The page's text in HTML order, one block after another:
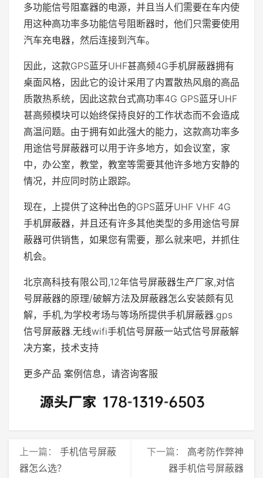
多功能信号阻塞器的电源，并且当人们需要在车内使
用这种高功率多功能信号阻断器时，他们只需要使用
汽车充电器，然后连接到汽车。
因此，这款GPS蓝牙UHF甚高频4G手机屏蔽器拥有
桌面风格，因此它的设计采用了内置散热风扇的高品
质散热系统，因此这款台式高功率4G GPS蓝牙UHF
甚高频模块可以始终保持良好的工作状态而不会造成
高温问题。由于拥有如此强大的能力，这款高功率多
用途信号屏蔽器可以用于许多地方，如会议室，家
中，办公室，教堂，教室等需要其他许多地方安静的
情况，并应同时防止跟踪。
现在，上提供了这种出色的GPS蓝牙UHF VHF 4G
手机屏蔽器，并且还有许多其他类型的多用途信号屏
蔽器可供销售，如果您有需要，那么就来吧，并抓住
机会。
北京高科技有限公司,12年信号屏蔽器生产厂家,对信
号屏蔽器的原理/破解方法及屏蔽器怎么安装颇有见
解，手机,为学校考场与等场所提供手机屏蔽器.gps
信号屏蔽器.无线wifi手机信号屏蔽一站式信号屏蔽解
决方案，技术支持
更多产品 案例信息，请咨询客服
上一篇： 手机信号屏蔽
器怎么选？
下一篇： 高考防作弊神
器手机信号屏蔽器